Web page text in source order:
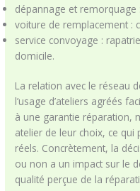
dépannage et
voiture de remplacement :
service convoyage :
domicile.
La relation avec le réseau
l’usage d’ateliers agréés
à une garantie réparation,
atelier de leur choix, ce
réels. Concrètement, la
ou non a un impact sur le
qualité perçue de la